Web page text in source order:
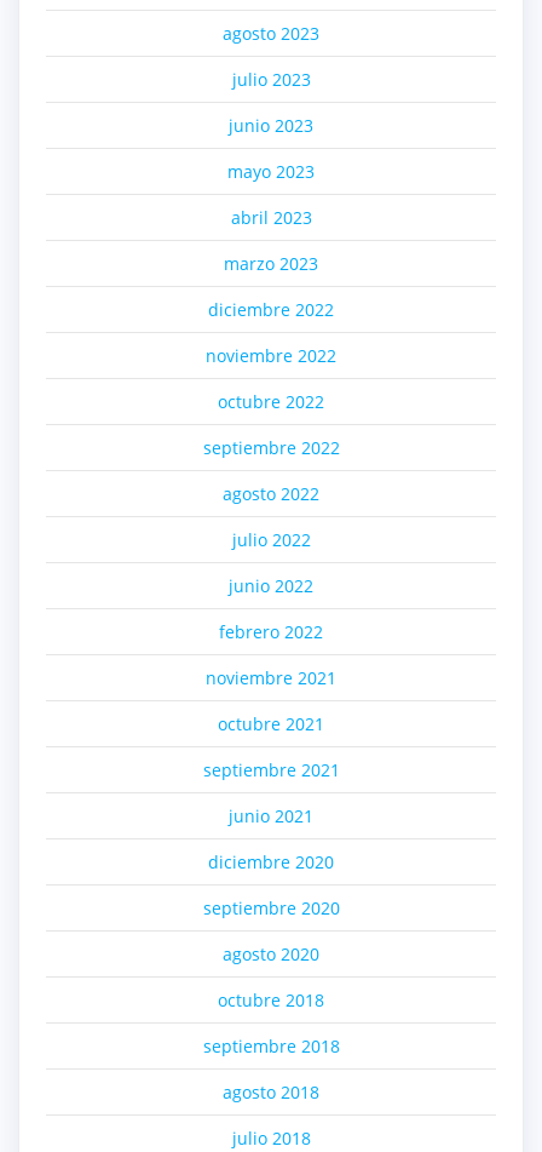
agosto 2023
julio 2023
junio 2023
mayo 2023
abril 2023
marzo 2023
diciembre 2022
noviembre 2022
octubre 2022
septiembre 2022
agosto 2022
julio 2022
junio 2022
febrero 2022
noviembre 2021
octubre 2021
septiembre 2021
junio 2021
diciembre 2020
septiembre 2020
agosto 2020
octubre 2018
septiembre 2018
agosto 2018
julio 2018